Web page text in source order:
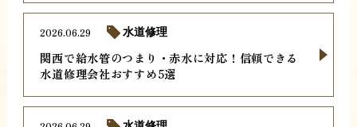
関西で給水管のつまり・赤水に対応！信頼できる
水道修理会社おすすめ5選
2026.06.29 水道修理